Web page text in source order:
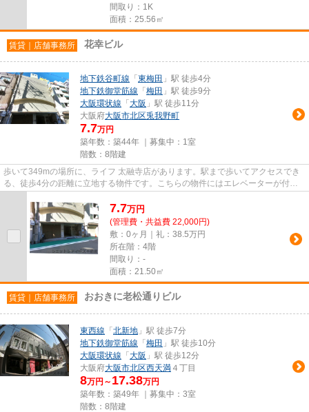
間取り：1K
面積：25.56㎡
賃貸｜店舗事務所 花幸ビル
地下鉄谷町線 「 東梅田 」駅 徒歩4分
地下鉄御堂筋線 「 梅田 」駅 徒歩9分
大阪環状線 「 大阪 」駅 徒歩11分
大阪府大阪市北区兎我野町
7.7万円
築年数：築44年 ｜募集中： 1室
階数：8階建
歩いて349mの場所に、ライフ 太融寺店があります。駅まで歩いてアクセスでき
る、徒歩4分の距離に立地する物件です。こちらの物件にはエレベーターが付い
7.7万円
(管理費・共益費 22,000円)
敷：0ヶ月｜礼：38.5万円
所在階：4階
間取り：-
面積：21.50㎡
賃貸｜店舗事務所 おおきに老松通りビル
東西線 「 北新地 」駅 徒歩7分
地下鉄御堂筋線 「 梅田 」駅 徒歩10分
大阪環状線 「 大阪 」駅 徒歩12分
大阪府大阪市北区西天満 ４丁目
8万円～ 17.38万円
築年数：築49年 ｜募集中： 3室
階数：8階建